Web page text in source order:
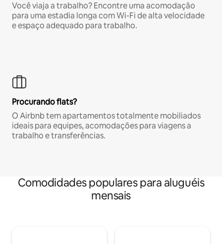
Você viaja a trabalho? Encontre uma acomodação
para uma estadia longa com Wi-Fi de alta velocidade
e espaço adequado para trabalho.
Procurando flats?
O Airbnb tem apartamentos totalmente mobiliados
ideais para equipes, acomodações para viagens a
trabalho e transferências.
Comodidades populares para aluguéis
mensais